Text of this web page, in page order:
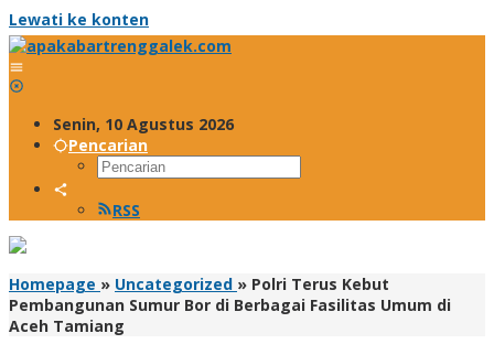
Lewati ke konten
Senin, 10 Agustus 2026
Pencarian
RSS
Homepage » Uncategorized » Polri Terus Kebut
Pembangunan Sumur Bor di Berbagai Fasilitas Umum di
Aceh Tamiang